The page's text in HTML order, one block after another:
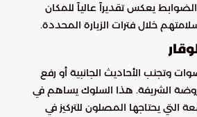
يعكس تقديراً عالياً للمكان
خلال فترات الزيارة المحددة.
وتجنب الأحاديث الجانبية أو رفع
الشريفة. هذا السلوك يساهم في
التي يحتاجها المصلون للتركيز في